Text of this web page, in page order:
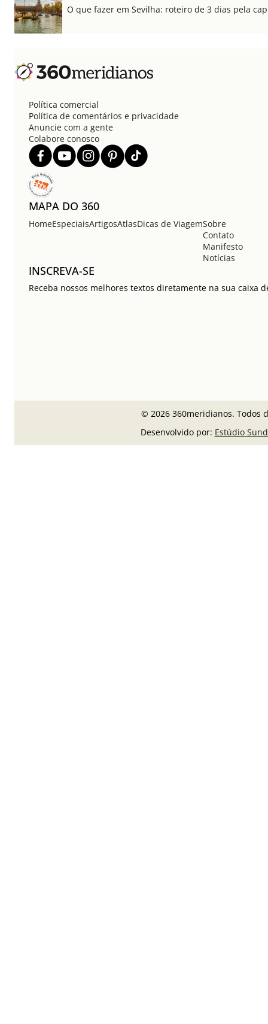
O que fazer em Sevilha: roteiro de 3 dias pela
Política comercial
Política de comentários e privacidade
Anuncie com a gente
Colabore conosco
MAPA DO 360
HomeEspeciaisArtigosAtlasDicas de ViagemSobre
Contato
Manifesto
Notícias
INSCREVA-SE
Receba nossos melhores textos diretamente na sua caixa
© 2026 360meridianos. Todos
Desenvolvido por: Estúdio